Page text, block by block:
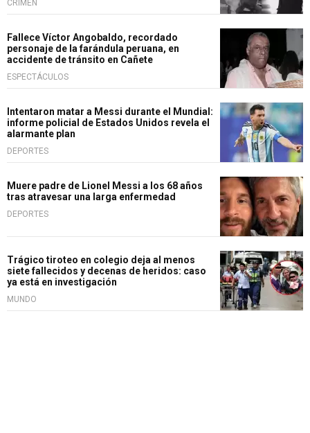
CRIMEN
Fallece Víctor Angobaldo, recordado
personaje de la farándula peruana, en
accidente de tránsito en Cañete
ESPECTÁCULOS
Intentaron matar a Messi durante el Mundial:
informe policial de Estados Unidos revela el
alarmante plan
DEPORTES
Muere padre de Lionel Messi a los 68 años
tras atravesar una larga enfermedad
DEPORTES
Trágico tiroteo en colegio deja al menos
siete fallecidos y decenas de heridos: caso
ya está en investigación
MUNDO